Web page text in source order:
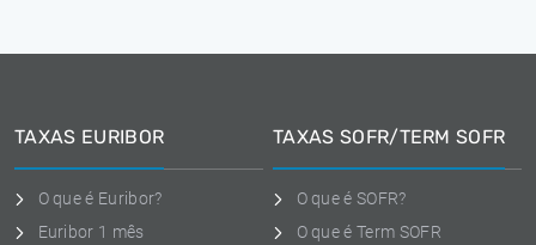
TAXAS EURIBOR
O que é Euribor?
Euribor 1 mês
TAXAS SOFR/TERM SOFR
O que é SOFR?
O que é Term SOFR